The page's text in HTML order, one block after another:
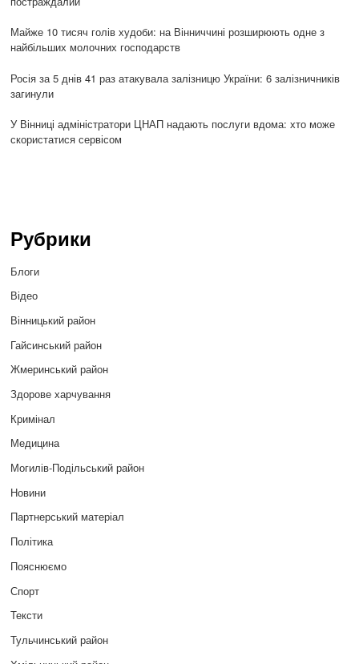
Майже 10 тисяч голів худоби: на Вінниччині розширюють одне з
найбільших молочних господарств
Росія за 5 днів 41 раз атакувала залізницю України: 6 залізничників
загинули
У Вінниці адміністратори ЦНАП надають послуги вдома: хто може
скористатися сервісом
Рубрики
Блоги
Відео
Вінницький район
Гайсинський район
Жмеринський район
Здорове харчування
Кримінал
Медицина
Могилів-Подільський район
Новини
Партнерський матеріал
Політика
Пояснюємо
Спорт
Тексти
Тульчинський район